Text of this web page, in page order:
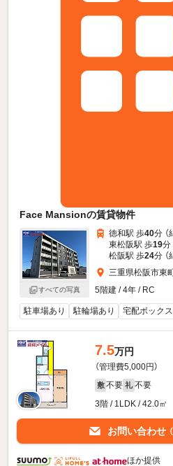
Face Mansionの賃貸物件
すべての写真
徳和駅 歩40分 （
東松阪駅 歩19分
松阪駅 歩24分 （
三重県松阪市東
5階建 / 4年 / RC
駐車場あり 駐輪場あり 宅配ボックス
7.5万円
（管理費5,000円）
敷 不要 礼 不要
3階 / 1LDK / 42.0㎡
お問い合わせ
ほか提供